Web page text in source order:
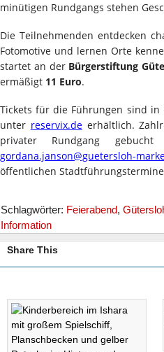
minütigen Rundgangs stehen
Die Teilnehmenden entdecken
Fotomotive und lernen Orte
startet an der Bürgerstiftung
ermäßigt 11 Euro.
Tickets für die Führungen sind in
unter reservix.deerhältlich.
privater Rundgang
gordana.janson@guetersloh-
öffentlichen
Schlagwörter: Feierabend,
Information
Share This